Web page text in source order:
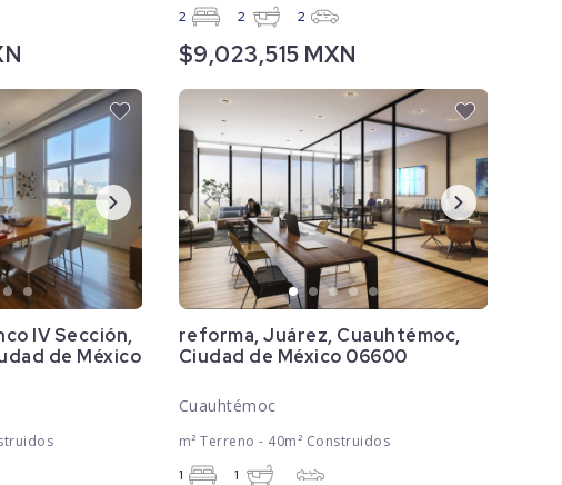
2 2 2
$9,023,515 MXN
IV Sección,
de México
reforma, Juárez, Cuauhtémoc,
Ciudad de México 06600
Cuauhtémoc
m² Terreno - 40m² Construidos
1 1